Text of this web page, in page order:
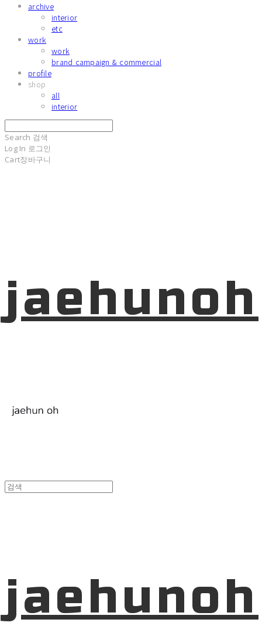
archive
interior
etc
work
work
brand campaign & commercial
profile
shop
all
interior
Search 검색
Log In 로그인
Cart장바구니
jaehunoh
jaehunoh